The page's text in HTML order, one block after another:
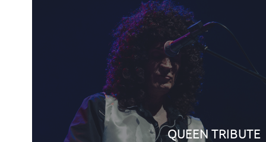
QUEEN TRIBUTE